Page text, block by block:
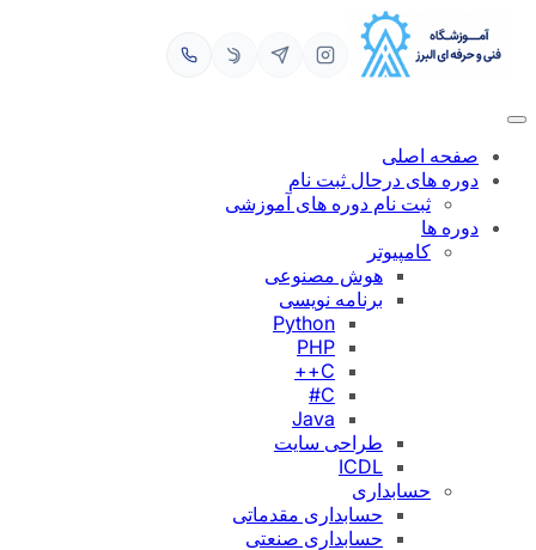
محتوا
صفحه اصلی
دوره های درحال ثبت نام
ثبت نام دوره های آموزشی
دوره ها
کامپیوتر
هوش مصنوعی
برنامه نویسی
Python
PHP
C++
C#
Java
طراحی سایت
ICDL
حسابداری
حسابداری مقدماتی
حسابداری صنعتی